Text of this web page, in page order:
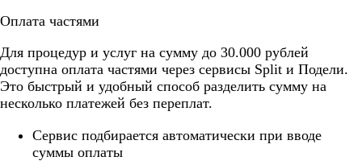
Оплата частями
Для процедур и услуг на сумму до 30.000 рублей
доступна оплата частями через сервисы Split и Подели.
Это быстрый и удобный способ разделить сумму на
несколько платежей без переплат.
Cервис подбирается автоматически при вводе
суммы оплаты